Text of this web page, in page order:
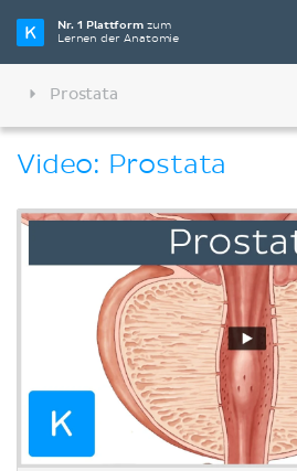
Nr. 1 Plattformzum
Lernen der Anatomie
Prostata
Video: Prostata